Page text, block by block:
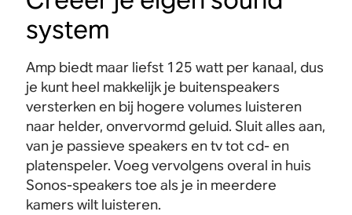
system
Amp biedt maar liefst 125 watt per kanaal, dus
je kunt heel makkelijk je buitenspeakers
versterken en bij hogere volumes luisteren
naar helder, onvervormd geluid. Sluit alles aan,
van je passieve speakers en tv tot cd- en
platenspeler. Voeg vervolgens overal in huis
Sonos-speakers toe als je in meerdere
kamers wilt luisteren.